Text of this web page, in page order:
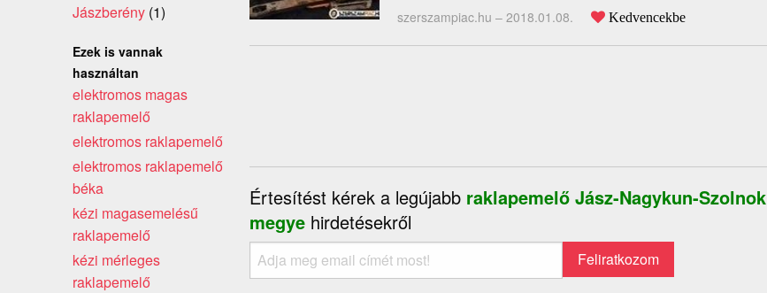
szerszampiac.hu – 2018.01.08. Kedvencekbe
Értesítést kérek a legújabb raklapemelő Jász-Nagykun-Szolnok
megye hirdetésekről
Jászberény (1)
Ezek is vannak
használtan
elektromos magas
raklapemelő
elektromos raklapemelő
elektromos raklapemelő
béka
kézi magasemelésű
raklapemelő
kézi mérleges
raklapemelő